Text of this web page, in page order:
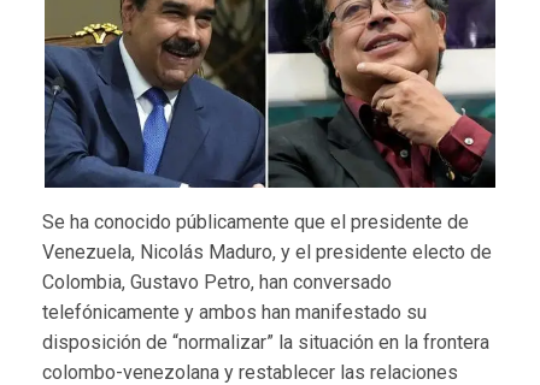
Se ha conocido públicamente que el presidente de
Venezuela, Nicolás Maduro, y el presidente electo de
Colombia, Gustavo Petro, han conversado
telefónicamente y ambos han manifestado su
disposición de “normalizar” la situación en la frontera
colombo-venezolana y restablecer las relaciones